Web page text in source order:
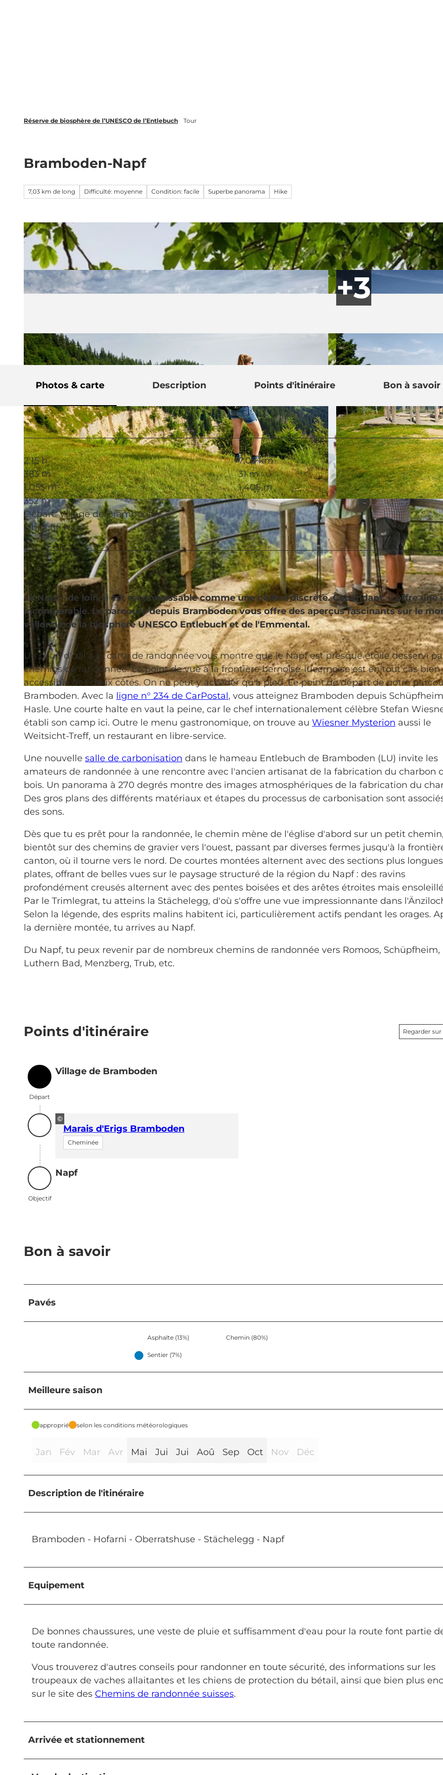
Réserve de biosphère de l’UNESCO de l’Entlebuch Tour
Bramboden-Napf
7,03 km de long Difficulté: moyenne Condition: facile Superbe panorama Hike
© Beat Brechbühl, UNESCO Biosphäre Entlebuch © Beat Brecbbühl, UNESCO Biosphäre Entlebuch
Photos & carte Description Points d'itinéraire Bon à savoir
2:15 h
7,03 km
383 m
31 m
1.053 m
1.405 m
352 m
Départ: Village de Bramboden
Objectif: Napf
Le Napf - de loin, il est reconnaissable comme une colline discrète. Cependant, il offre une
incomparable. Le parcours depuis Bramboden vous offre des aperçus fascinants sur le
vallonné de la biosphère UNESCO Entlebuch et de l'Emmental.
Un coup d'œil à la carte de randonnée vous montre que le Napf est presque étoilé desservi
chemins de randonnée. Le point de vue à la frontière bernoise-lucernoise est en tout cas bien
accessible des deux côtés. On ne peut y accéder qu'à pied. Le point de départ de notre
Bramboden. Avec la ligne n° 234 de CarPostal, vous atteignez Bramboden depuis
Hasle. Une courte halte en vaut la peine, car le chef internationalement célèbre Stefan
établi son camp ici. Outre le menu gastronomique, on trouve au Wiesner Mysterion aussi le
Weitsicht-Treff, un restaurant en libre-service.
Une nouvelle salle de carbonisation dans le hameau Entlebuch de Bramboden (LU) invite les
amateurs de randonnée à une rencontre avec l'ancien artisanat de la fabrication du charbon
bois. Un panorama à 270 degrés montre des images atmosphériques de la fabrication du
Des gros plans des différents matériaux et étapes du processus de carbonisation sont
des sons.
Dès que tu es prêt pour la randonnée, le chemin mène de l'église d'abord sur un petit
bientôt sur des chemins de gravier vers l'ouest, passant par diverses fermes jusqu'à la
canton, où il tourne vers le nord. De courtes montées alternent avec des sections plus longues
plates, offrant de belles vues sur le paysage structuré de la région du Napf : des ravins
profondément creusés alternent avec des pentes boisées et des arêtes étroites mais
Par le Trimlegrat, tu atteins la Stächelegg, d'où s'offre une vue impressionnante dans
Selon la légende, des esprits malins habitent ici, particulièrement actifs pendant les orages.
la dernière montée, tu arrives au Napf.
Du Napf, tu peux revenir par de nombreux chemins de randonnée vers Romoos, Schüpfheim,
Luthern Bad, Menzberg, Trub, etc.
Points d'itinéraire Regarder
Départ
Départ
Village de Bramboden
©
Marais d'Erigs Bramboden
Cheminée
Objectif
Objectif
Napf
Bon à savoir
Pavés
Asphalte (13%) Chemin (80%)
Sentier (7%)
Meilleure saison
approprié selon les conditions météorologiques
Jan Fév Mar Avr Mai Jui Jui Aoû Sep Oct Nov Déc
Description de l'itinéraire
Bramboden - Hofarni - Oberratshuse - Stächelegg - Napf
Equipement
De bonnes chaussures, une veste de pluie et suffisamment d'eau pour la route font partie
toute randonnée.
Vous trouverez d'autres conseils pour randonner en toute sécurité, des informations sur les
troupeaux de vaches allaitantes et les chiens de protection du bétail, ainsi que bien plus
sur le site des Chemins de randonnée suisses.
Arrivée et stationnement